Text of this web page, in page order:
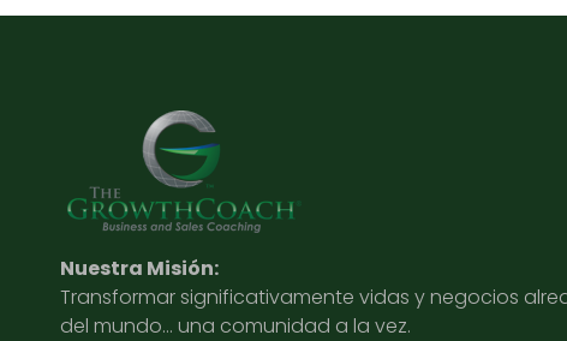
Nuestra Misión:
Transformar significativamente vidas y negocios
del mundo… una comunidad a la vez.